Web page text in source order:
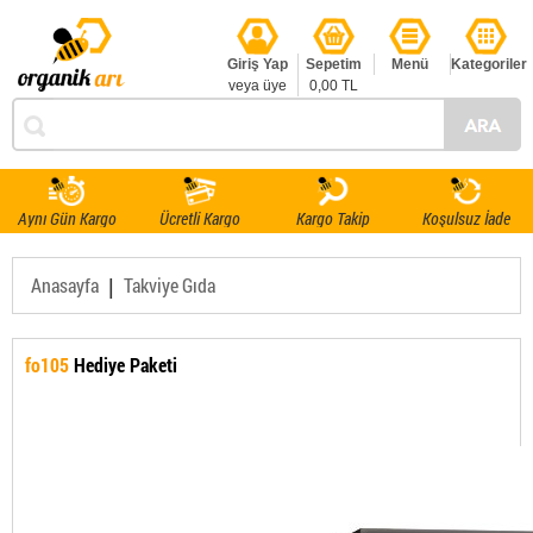
Giriş Yap
veya üye
Sepetim
0,00 TL
Menü Kategoriler
Aynı Gün Kargo Ücretli Kargo Kargo Takip Koşulsuz İade
Anasayfa | Takviye Gıda
fo105Hediye Paketi